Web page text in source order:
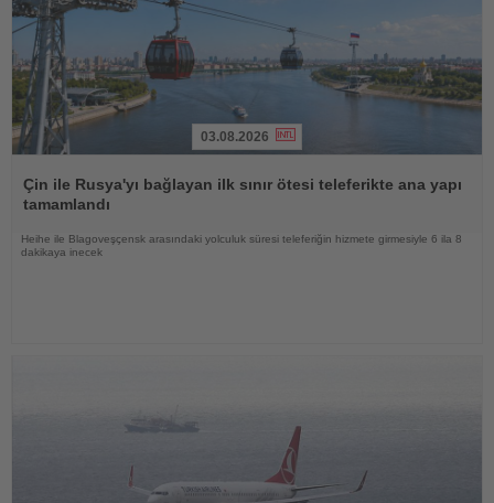
Oku
03.08.2026
Çin ile Rusya'yı bağlayan ilk sınır ötesi teleferikte ana yapı
tamamlandı
Heihe ile Blagoveşçensk arasındaki yolculuk süresi teleferiğin hizmete girmesiyle 6 ila 8
dakikaya inecek